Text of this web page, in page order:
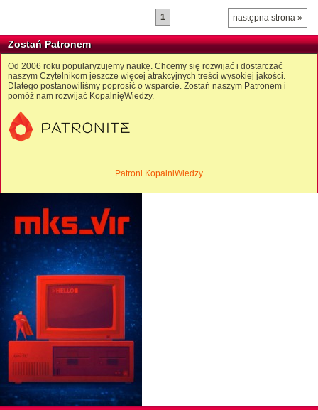
następna strona »
1
Zostań Patronem
Od 2006 roku popularyzujemy naukę. Chcemy się rozwijać i dostarczać
naszym Czytelnikom jeszcze więcej atrakcyjnych treści wysokiej jakości.
Dlatego postanowiliśmy poprosić o wsparcie. Zostań naszym Patronem i
pomóż nam rozwijać KopalnięWiedzy.
Patroni KopalniWiedzy